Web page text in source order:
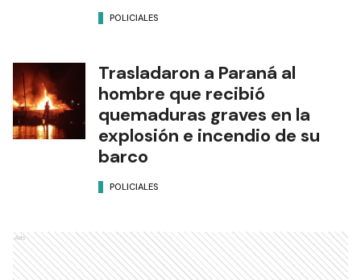
POLICIALES
Trasladaron a Paraná al
hombre que recibió
quemaduras graves en la
explosión e incendio de su
barco
POLICIALES
Ads